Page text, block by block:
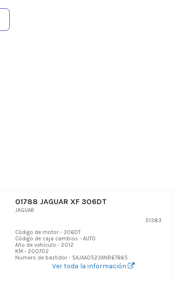
01788 JAGUAR XF 306DT
JAGUAR
51383
Código de motor - 306DT
Código de caja cambios - AUTO
Año de vehículo - 2012
KM - 200702
Numero de bastidor - SAJAA0523ANR67865
Ver toda la información